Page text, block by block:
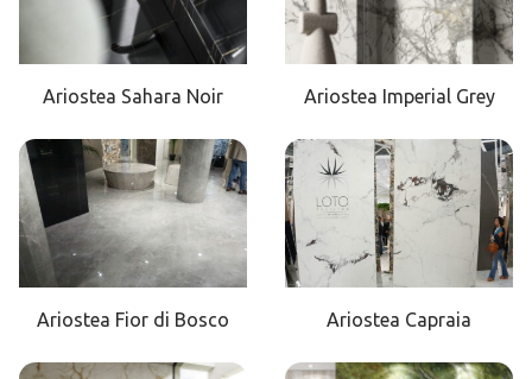
Ariostea Sahara Noir Ariostea Imperial Grey
Ariostea Fior di Bosco Ariostea Capraia